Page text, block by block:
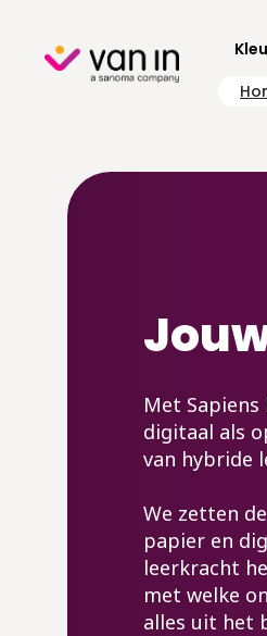
content
Met
digitaal als
van hybride
We zetten
papier en
leerkracht
met welke
alles uit het